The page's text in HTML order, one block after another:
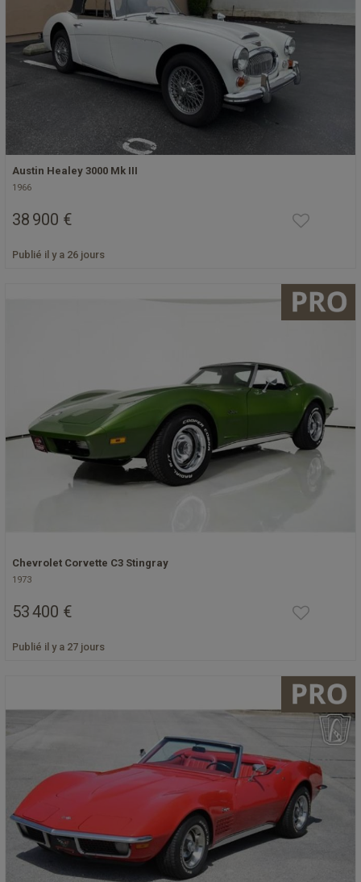
Austin Healey 3000 Mk III
1966
38 900 €
Publié il y a 26 jours
Chevrolet Corvette C3 Stingray
1973
53 400 €
Publié il y a 27 jours